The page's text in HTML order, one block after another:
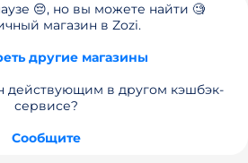
😔, но вы можете найти 🧐
магазин в Zozi.
другие магазины
действующим в другом кэшбэк-
сервисе?
Сообщите